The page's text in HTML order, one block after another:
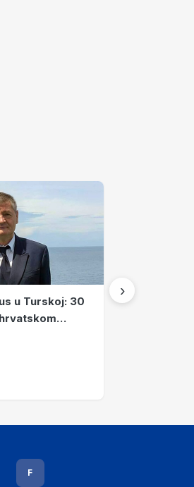
u Turskoj: 30
sami pustili
›
F